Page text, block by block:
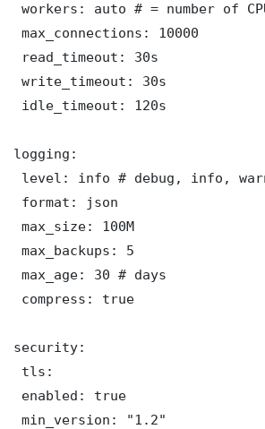
workers: auto # = number of
max_connections: 10000
read_timeout: 30s
write_timeout: 30s
idle_timeout: 120s
logging:
level: info # debug, info,
format: json
max_size: 100M
max_backups: 5
max_age: 30 # days
compress: true
security:
tls:
enabled: true
min_version: "1.2"